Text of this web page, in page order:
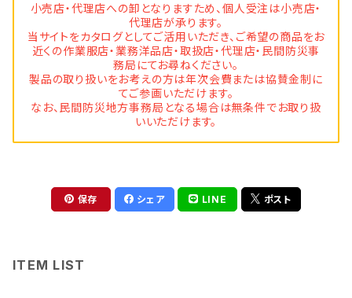
小売店・代理店への卸となりますため、個人受注は小売店・
代理店が承ります。
当サイトをカタログとしてご活用いただき、ご希望の商品をお
近くの作業服店・業務洋品店・取扱店・代理店・民間防災事
務局にてお尋ねください。
製品の取り扱いをお考えの方は年次会費または協賛金制に
てご参画いただけます。
なお、民間防災地方事務局となる場合は無条件でお取り扱
いいただけます。
保存 シェア LINE ポスト
ITEM LIST